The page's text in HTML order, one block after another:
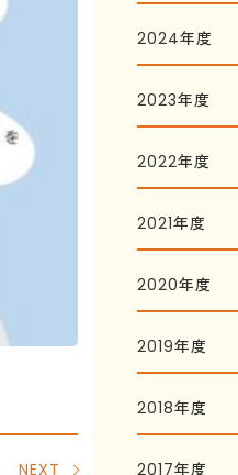
NEXT
2024年度
2023年度
2022年度
2021年度
2020年度
2019年度
2018年度
2017年度